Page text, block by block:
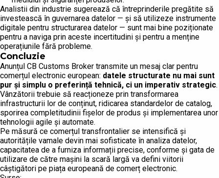
Analistii din industrie sugerează că întreprinderile pregătite să
investească în guvernarea datelor — și să utilizeze instrumente
digitale pentru structurarea datelor — sunt mai bine poziționate
pentru a naviga prin aceste incertitudini și pentru a menține
operațiunile fără probleme.
Concluzie
Anunțul CB Customs Broker transmite un mesaj clar pentru
comerțul electronic european: datele structurate nu mai sunt
pur și simplu o preferință tehnică, ci un imperativ strategic.
Vânzătorii trebuie să reacționeze prin transformarea
infrastructurii lor de conținut, ridicarea standardelor de catalog,
sporirea completitudinii fișelor de produs și implementarea unor
tehnologii agile și automate.
Pe măsură ce comerțul transfrontalier se intensifică și
autoritățile vamale devin mai sofisticate în analiza datelor,
capacitatea de a furniza informații precise, conforme și gata de
utilizare de către mașini la scară largă va defini viitorii
câștigători pe piața europeană de comerț electronic.